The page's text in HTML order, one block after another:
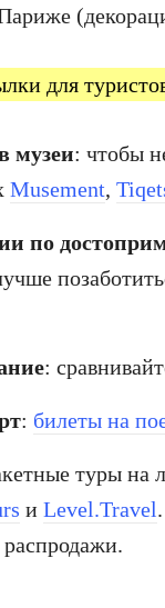
для
музеи: чтобы
Musement,
по
:
: билеты на
туры на
и Level.Travel